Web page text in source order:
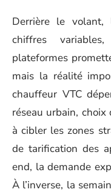
Derrière le volant,
chiffres
plateformes
mais la réalité
chauffeur VTC
réseau urbain,
à cibler les zones
de tarification des
end, la demande
À l’inverse, la